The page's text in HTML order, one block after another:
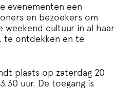
evenementen een
en bezoekers om
weekend cultuur in al haar
te ontdekken en te
plaats op zaterdag 20
uur. De toegang is